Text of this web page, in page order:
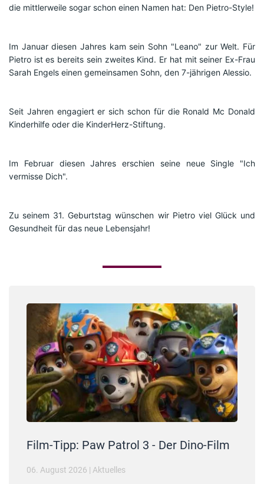
die mittlerweile sogar schon einen Namen hat: Den Pietro-Style!
Im Januar diesen Jahres kam sein Sohn "Leano" zur Welt. Für
Pietro ist es bereits sein zweites Kind. Er hat mit seiner Ex-Frau
Sarah Engels einen gemeinsamen Sohn, den 7-jährigen Alessio.
Seit Jahren engagiert er sich schon für die Ronald Mc Donald
Kinderhilfe oder die KinderHerz-Stiftung.
Im Februar diesen Jahres erschien seine neue Single "Ich
vermisse Dich".
Zu seinem 31. Geburtstag wünschen wir Pietro viel Glück und
Gesundheit für das neue Lebensjahr!
Film-Tipp: Paw Patrol 3 - Der Dino-Film
06. August 2026 | Aktuelles